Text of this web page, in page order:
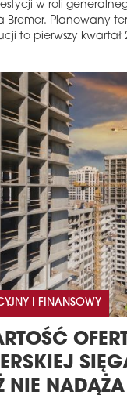
w roli
Planowany
to pierwszy kwartał
I FINANSOWY
NIE
(308)
Więcej w tym wydaniu
Zamów teraz!